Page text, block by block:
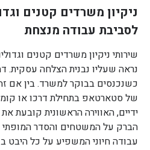
ניקיון משרדים קטנים
לסביבת עבודה מנצחת
שירותי ניקיון משרדים קטנים
נראה שעליו נבנית הצלחה עסקית.
כשנכנסים בבוקר למשרד. בין אם
של סטארטאפ בתחילת דרכו או
ידיים, האווירה הראשונית קובעת את
הברק על המשטחים והסדר המופתי
עבודה חיוני המשפיע על כל היבט